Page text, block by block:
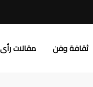
ثقافة وفن مقالات رأى